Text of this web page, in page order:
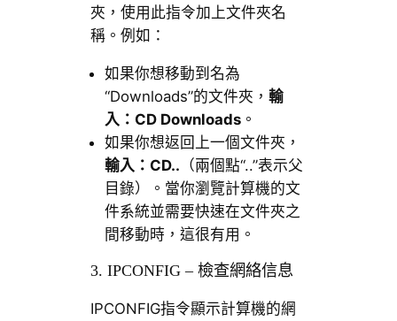
夾，使用此指令加上文件夾名
稱。例如：
如果你想移動到名為
“Downloads”的文件夾， 輸
入： CD Downloads。
如果你想返回上一個文件夾，
輸入： CD.. （兩個點“..”表示父
目錄）。當你瀏覽計算機的文
件系統並需要快速在文件夾之
間移動時，這很有用。
3. IPCONFIG – 檢查網絡信息
IPCONFIG指令顯示計算機的網